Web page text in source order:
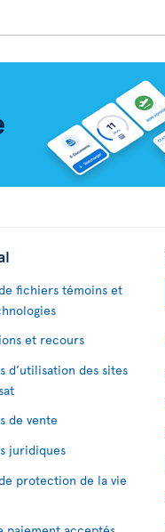
fichiers témoins et
et recours
d’utilisation des sites
de vente
juridiques
protection de la vie